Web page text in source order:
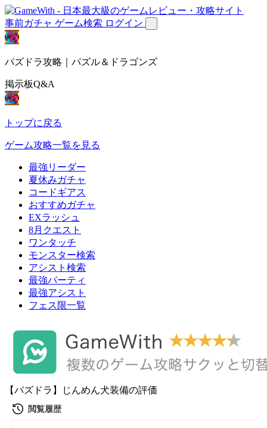
事前ガチャ ゲーム検索 ログイン
パズドラ攻略｜パズル＆ドラゴンズ
掲示板Q&A
トップに戻る
ゲーム攻略一覧を見る
最強リーダー
夏休みガチャ
コードギアス
おすすめガチャ
EXラッシュ
8月クエスト
ワンタッチ
モンスター検索
アシスト検索
最強パーティ
最強アシスト
フェス限一覧
【パズドラ】じんめん犬装備の評価